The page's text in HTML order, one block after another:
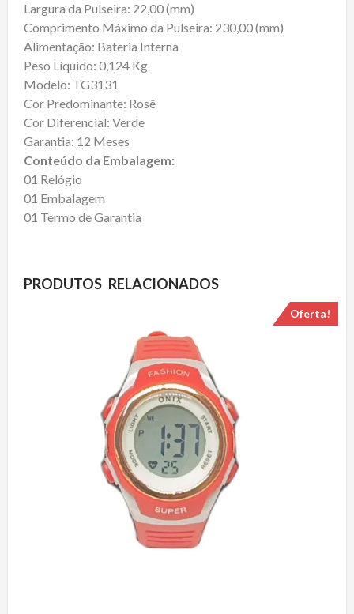
Largura da Pulseira: 22,00 (mm)
Comprimento Máximo da Pulseira: 230,00 (mm)
Alimentação: Bateria Interna
Peso Líquido: 0,124 Kg
Modelo: TG3131
Cor Predominante: Rosê
Cor Diferencial: Verde
Garantia: 12 Meses
Conteúdo da Embalagem:
01 Relógio
01 Embalagem
01 Termo de Garantia
PRODUTOS RELACIONADOS
Oferta!